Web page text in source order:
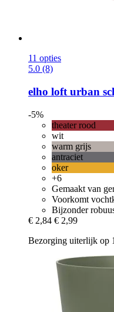
11 opties
5.0 (8)
elho loft urban
-5%
theater rood
wit
warm grijs
antraciet
oker
+6
Gemaakt van
Voorkomt
Bijzonder
€ 2,84 € 2,99
Bezorging uiterlijk op